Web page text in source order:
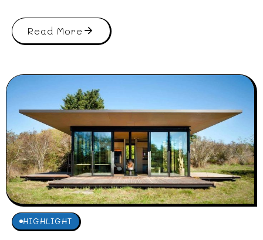
Read More
HIGHLIGHT